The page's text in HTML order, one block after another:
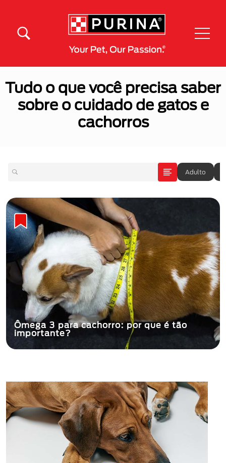
Tudo o que você precisa saber
sobre o cuidado de gatos e
cachorros
Adulto
Ômega 3 para cachorro: por que é tão
importante?